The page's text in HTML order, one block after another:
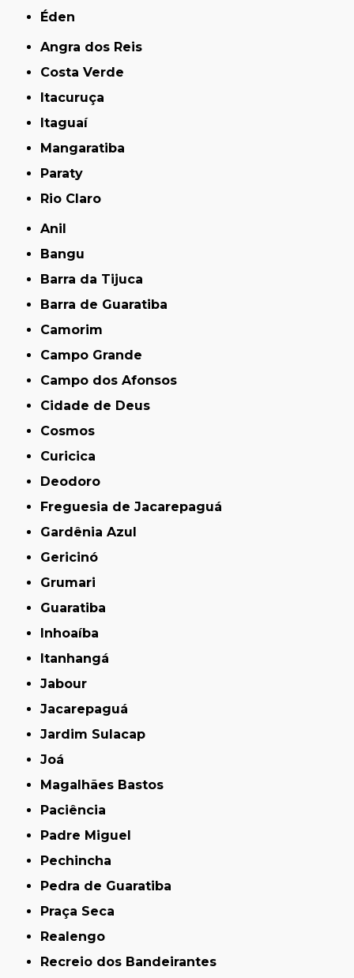
Éden
Angra dos Reis
Costa Verde
Itacuruça
Itaguaí
Mangaratiba
Paraty
Rio Claro
Anil
Bangu
Barra da Tijuca
Barra de Guaratiba
Camorim
Campo Grande
Campo dos Afonsos
Cidade de Deus
Cosmos
Curicica
Deodoro
Freguesia de Jacarepaguá
Gardênia Azul
Gericinó
Grumari
Guaratiba
Inhoaíba
Itanhangá
Jabour
Jacarepaguá
Jardim Sulacap
Joá
Magalhães Bastos
Paciência
Padre Miguel
Pechincha
Pedra de Guaratiba
Praça Seca
Realengo
Recreio dos Bandeirantes